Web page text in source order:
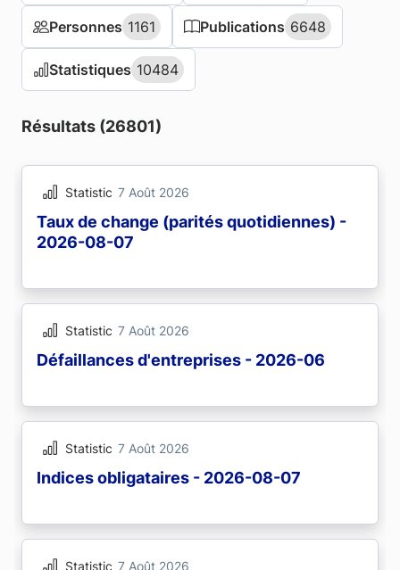
Personnes 1161
Personnes 1161 Publications 6648
Publications 6648
Statistiques 10484
Statistiques 10484
Résultats (26801)
Statistic 7 Août 2026
Taux de change (parités quotidiennes) -
2026-08-07
Statistic 7 Août 2026
Défaillances d'entreprises - 2026-06
Statistic 7 Août 2026
Indices obligataires - 2026-08-07
Statistic 7 Août 2026